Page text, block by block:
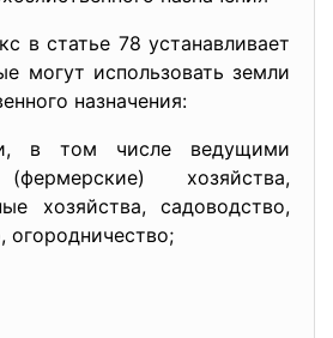
в статье 78 устанавливает
могут использовать земли
назначения:
в том числе ведущими
хозяйства,
хозяйства, садоводство,
огородничество;